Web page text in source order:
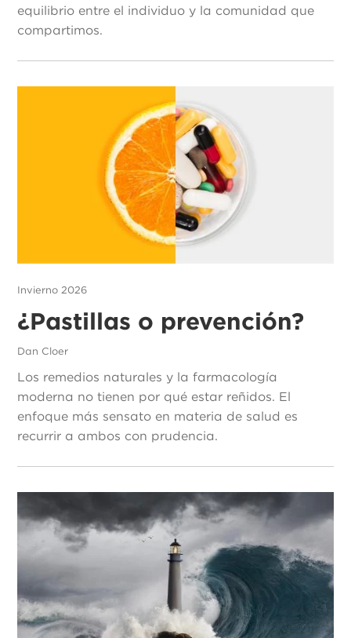
equilibrio entre el individuo y la comunidad que
compartimos.
Invierno 2026
¿Pastillas o prevención?
Dan Cloer
Los remedios naturales y la farmacología
moderna no tienen por qué estar reñidos. El
enfoque más sensato en materia de salud es
recurrir a ambos con prudencia.